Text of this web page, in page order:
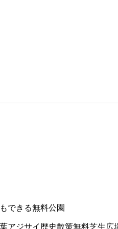
できる無料公園
アジサイ 歴史散策無料芝生広